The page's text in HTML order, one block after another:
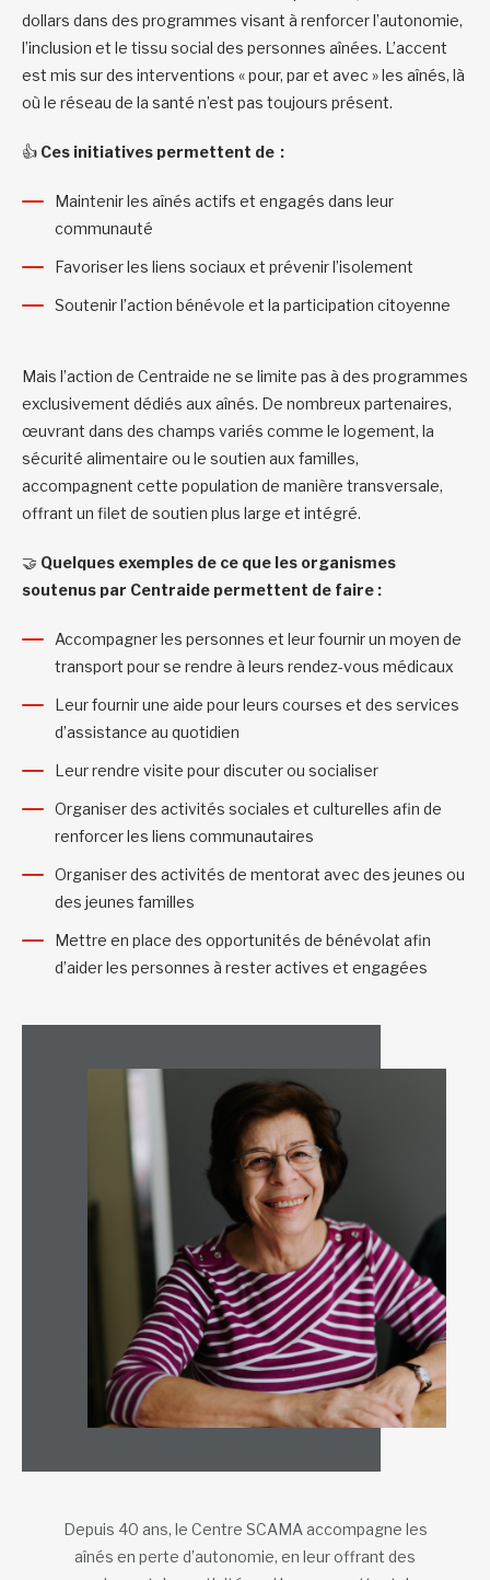
dollars dans des programmes visant à renforcer l’autonomie,
l’inclusion et le tissu social des personnes aînées. L’accent
est mis sur des interventions « pour, par et avec » les aînés, là
où le réseau de la santé n’est pas toujours présent.
👍 Ces initiatives permettent de :
Maintenir les aînés actifs et engagés dans leur
communauté
Favoriser les liens sociaux et prévenir l’isolement
Soutenir l’action bénévole et la participation citoyenne
Mais l’action de Centraide ne se limite pas à des programmes
exclusivement dédiés aux aînés. De nombreux partenaires,
œuvrant dans des champs variés comme le logement, la
sécurité alimentaire ou le soutien aux familles,
accompagnent cette population de manière transversale,
offrant un filet de soutien plus large et intégré.
🤝 Quelques exemples de ce que les organismes
soutenus par Centraide permettent de faire :
Accompagner les personnes et leur fournir un moyen de
transport pour se rendre à leurs rendez-vous médicaux
Leur fournir une aide pour leurs courses et des services
d’assistance au quotidien
Leur rendre visite pour discuter ou socialiser
Organiser des activités sociales et culturelles afin de
renforcer les liens communautaires
Organiser des activités de mentorat avec des jeunes ou
des jeunes familles
Mettre en place des opportunités de bénévolat afin
d’aider les personnes à rester actives et engagées
Depuis 40 ans, le Centre SCAMA accompagne les
aînés en perte d’autonomie, en leur offrant des